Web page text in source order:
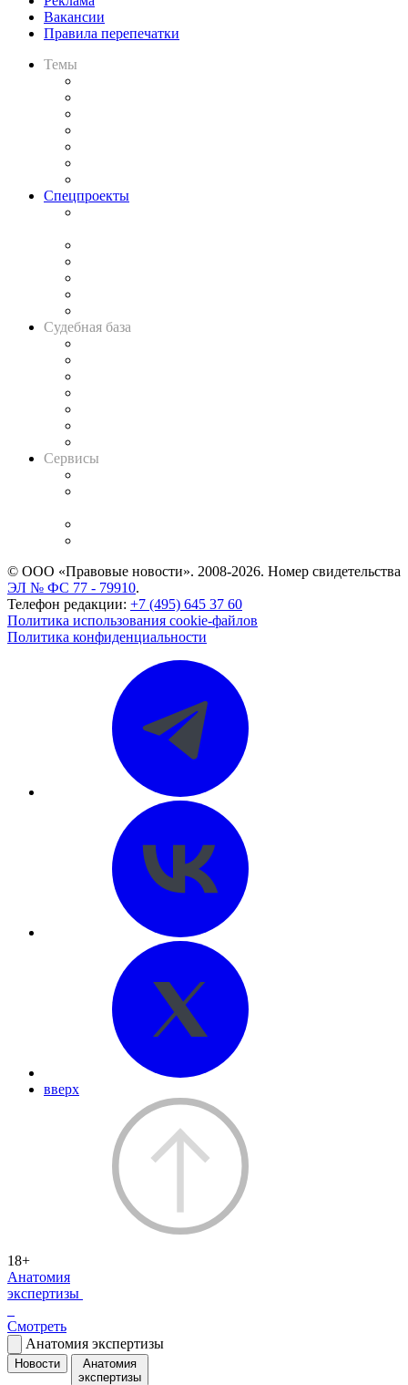
Вакансии
Правила перепечатки
Темы
Спецпроекты
Судебная база
Сервисы
© ООО «Правовые новости». 2008-2026. Номер свидетельства
ЭЛ № ФС 77 - 79910.
Телефон редакции: +7 (495) 645 37 60
Политика использования cookie-файлов
Политика конфиденциальности
вверх
18+
Анатомия
экспертизы
Смотреть
Анатомия экспертизы
Новости
Анатомия
экспертизы